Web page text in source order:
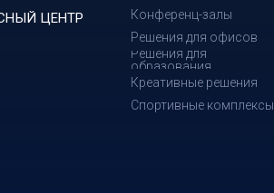
ЦЕНТР
Конференц-залы
Решения для офисов
Решения для
образования
Креативные решения
Спортивные комплексы